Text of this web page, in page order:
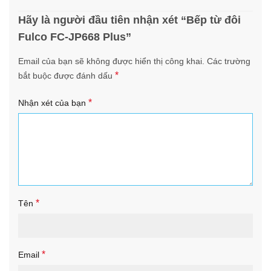
Hãy là người đầu tiên nhận xét “Bếp từ đôi
Fulco FC-JP668 Plus”
Email của bạn sẽ không được hiển thị công khai. Các trường
bắt buộc được đánh dấu *
Nhận xét của bạn *
Tên *
Email *